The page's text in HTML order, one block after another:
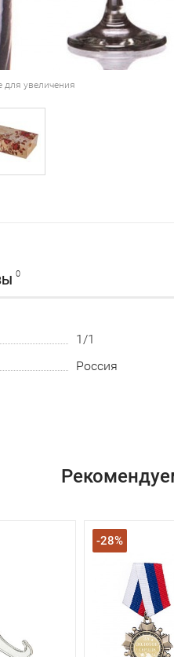
увеличения
0
1/1
Россия
-28%